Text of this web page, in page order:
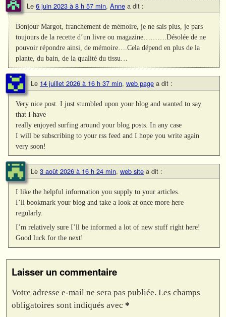
Le 6 juin 2023 à 8 h 57 min, Anne a dit :
Bonjour Margot, franchement de mémoire, je ne sais plus, je pars
toujours de la recette d’un livre ou magazine……….Désolée de ne
pouvoir répondre ainsi, de mémoire….Cela dépend en plus de la
plante, du bain, de la qualité du tissu…
Le 14 juillet 2026 à 16 h 37 min, web page a dit :
Very nice post. I just stumbled upon your blog and wanted to say
that I have
really enjoyed surfing around your blog posts. In any case
I will be subscribing to your rss feed and I hope you write again
very soon!
Le 3 août 2026 à 16 h 24 min, web site a dit :
I like the helpful information you supply to your articles.
I’ll bookmark your blog and take a look at once more here
regularly.
I’m relatively sure I’ll be informed a lot of new stuff right here!
Good luck for the next!
Laisser un commentaire
Votre adresse e-mail ne sera pas publiée. Les champs
obligatoires sont indiqués avec *